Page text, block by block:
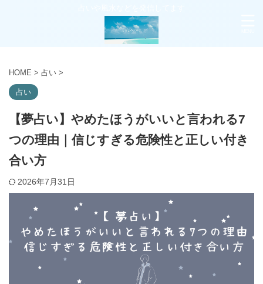
HOME > 占い >
占い
【夢占い】やめたほうがいいと言われる7
つの理由｜信じすぎる危険性と正しい付き
合い方
2026年7月31日